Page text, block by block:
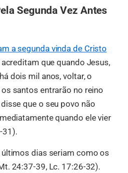
Segunda Vez Antes
a segunda vinda de Cristo
acreditam que quando Jesus,
dois mil anos, voltar, o
santos entrarão no reino
que o seu povo não
quando ele vier
31).
dias seriam como os
24:37-39, Lc. 17:26-32).